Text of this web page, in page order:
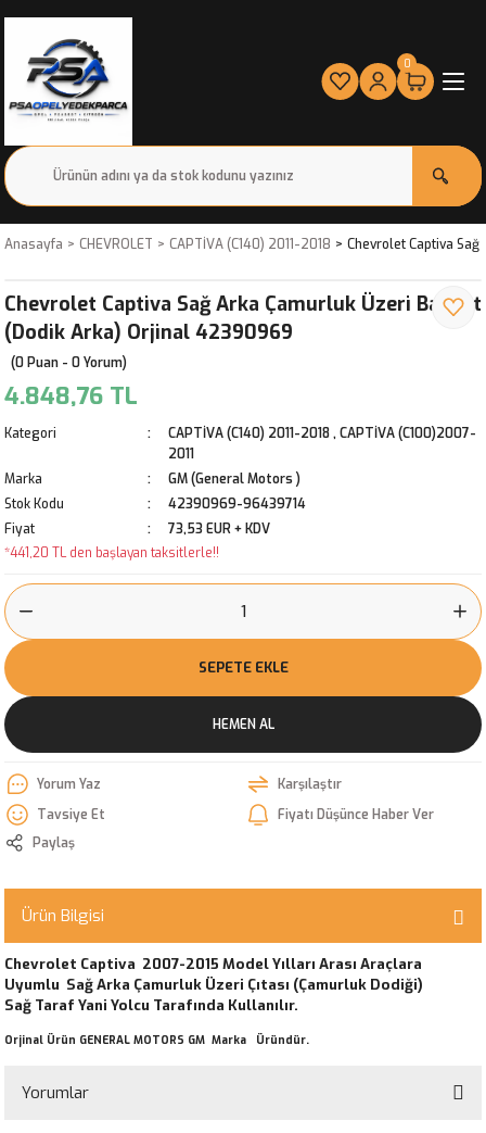
0
Anasayfa CHEVROLET CAPTİVA (C140) 2011-2018 Chevrolet Captiva
Chevrolet Captiva Sağ Arka Çamurluk Üzeri Bakalit
(Dodik Arka) Orjinal 42390969
(0 Puan - 0 Yorum)
4.848,76 TL
Kategori CAPTİVA (C140) 2011-2018,CAPTİVA (C100)2007-
2011
Marka
GM (General Motors )
Stok Kodu
42390969-96439714
Fiyat
73,53 EUR + KDV
*441,20 TL den başlayan taksitlerle!!
SEPETE EKLE
HEMEN AL
Yorum Yaz
Karşılaştır
Tavsiye Et
Fiyatı Düşünce Haber Ver
Paylaş
Ürün Bilgisi
Chevrolet Captiva 2007-2015 Model Yılları Arası Araçlara
Uyumlu Sağ Arka Çamurluk Üzeri Çıtası (Çamurluk Dodiği)
Sağ Taraf Yani Yolcu Tarafında Kullanılır.
Orjinal Ürün GENERAL MOTORS GM Marka Üründür.
Yorumlar